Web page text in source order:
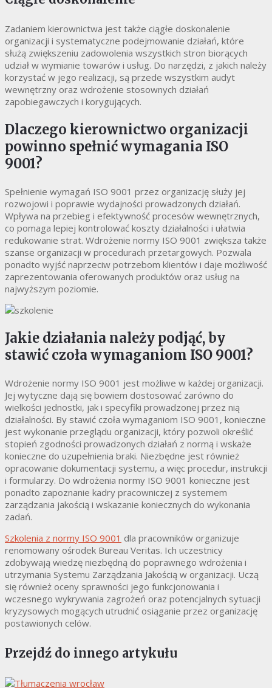
Zadaniem kierownictwa jest także ciągłe doskonalenie
organizacji i systematyczne podejmowanie działań, które
służą zwiększeniu zadowolenia wszystkich stron biorących
udział w wymianie towarów i usług. Do narzędzi, z jakich należy
korzystać w jego realizacji, są przede wszystkim audyt
wewnętrzny oraz wdrożenie stosownych działań
zapobiegawczych i korygujących.
Dlaczego kierownictwo organizacji
powinno spełnić wymagania ISO
9001?
Spełnienie wymagań ISO 9001 przez organizację służy jej
rozwojowi i poprawie wydajności prowadzonych działań.
Wpływa na przebieg i efektywność procesów wewnętrznych,
co pomaga lepiej kontrolować koszty działalności i ułatwia
redukowanie strat. Wdrożenie normy ISO 9001 zwiększa także
szanse organizacji w procedurach przetargowych. Pozwala
ponadto wyjść naprzeciw potrzebom klientów i daje możliwość
zaprezentowania oferowanych produktów oraz usług na
najwyższym poziomie.
Jakie działania należy podjąć, by
stawić czoła wymaganiom ISO 9001?
Wdrożenie normy ISO 9001 jest możliwe w każdej organizacji.
Jej wytyczne dają się bowiem dostosować zarówno do
wielkości jednostki, jak i specyfiki prowadzonej przez nią
działalności. By stawić czoła wymaganiom ISO 9001, konieczne
jest wykonanie przeglądu organizacji, który pozwoli określić
stopień zgodności prowadzonych działań z normą i wskaże
konieczne do uzupełnienia braki. Niezbędne jest również
opracowanie dokumentacji systemu, a więc procedur, instrukcji
i formularzy. Do wdrożenia normy ISO 9001 konieczne jest
ponadto zapoznanie kadry pracowniczej z systemem
zarządzania jakością i wskazanie koniecznych do wykonania
zadań.
Szkolenia z normy ISO 9001 dla pracowników organizuje
renomowany ośrodek Bureau Veritas. Ich uczestnicy
zdobywają wiedzę niezbędną do poprawnego wdrożenia i
utrzymania Systemu Zarządzania Jakością w organizacji. Uczą
się również oceny sprawności jego funkcjonowania i
wczesnego wykrywania zagrożeń oraz potencjalnych sytuacji
kryzysowych mogących utrudnić osiąganie przez organizację
postawionych celów.
Przejdź do innego artykułu